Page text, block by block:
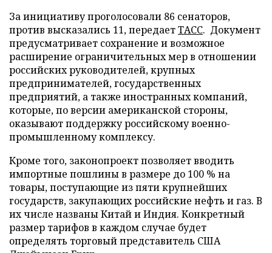
За инициативу проголосовали 86 сенаторов,
против высказались 11, передаетТАСС. Документ
предусматривает сохранение и возможное
расширение ограничительных мер в отношении
российских руководителей, крупных
предпринимателей, государственных
предприятий, а также иностранных компаний,
которые, по версии американской стороны,
оказывают поддержку российскому военно-
промышленному комплексу.
Кроме того, законопроект позволяет вводить
импортные пошлины в размере до 100 % на
товары, поступающие из пяти крупнейших
государств, закупающих российские нефть и газ. В
их числе названы Китай и Индия. Конкретный
размер тарифов в каждом случае будет
определять торговый представитель США